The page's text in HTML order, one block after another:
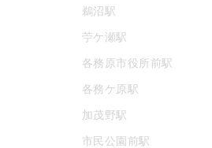
鵜沼駅
苧ケ瀬駅
各務原市役所前駅
各務ケ原駅
加茂野駅
市民公園前駅